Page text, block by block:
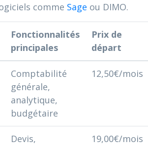
comme Sage ou DIMO.
Fonctionnalités
principales
Prix de
départ
Comptabilité
générale,
analytique,
budgétaire
12,50€/mois
Devis,
19,00€/mois